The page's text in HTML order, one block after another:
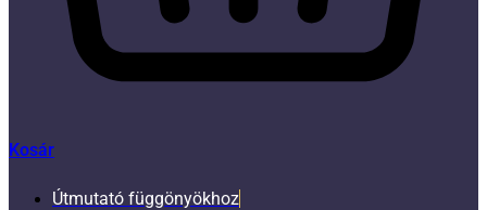
Kosár
Útmutató függönyökhoz